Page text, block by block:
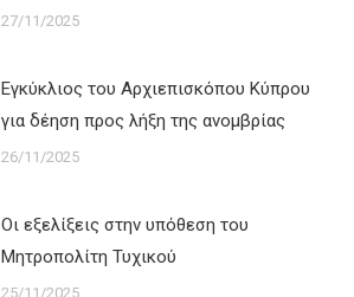
27/11/2025
Εγκύκλιος του Αρχιεπισκόπου Κύπρου
για δέηση προς λήξη της ανομβρίας
26/11/2025
Οι εξελίξεις στην υπόθεση του
Μητροπολίτη Τυχικού
25/11/2025